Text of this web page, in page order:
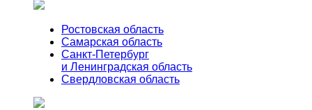
Ростовская область
Самарская область
Санкт-Петербург
и Ленинградская область
Свердловская область